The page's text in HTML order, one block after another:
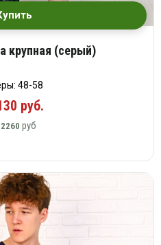
крупная (серый)
48-58
руб.
2260 руб